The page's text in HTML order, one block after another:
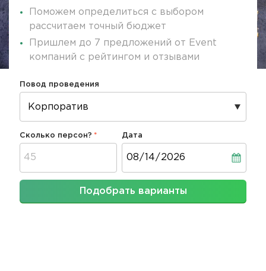
Поможем определиться с выбором
рассчитаем точный бюджет
Пришлем до 7 предложений от Event
компаний с рейтингом и отзывами
Повод проведения
Сколько персон? Дата
Подобрать варианты